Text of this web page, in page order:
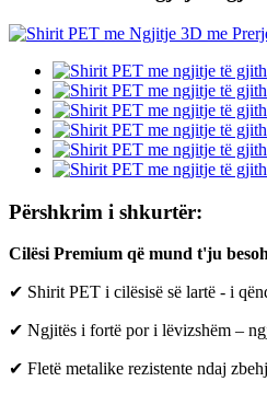
Përshkrim i shkurtër:
Cilësi Premium që mund t'ju
✔ Shirit PET i cilësisë së lartë - i
✔ Ngjitës i fortë por i lëvizshëm –
✔ Fletë metalike rezistente ndaj